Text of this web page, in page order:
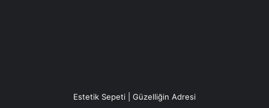
Estetik Sepeti | Güzelliğin Adresi